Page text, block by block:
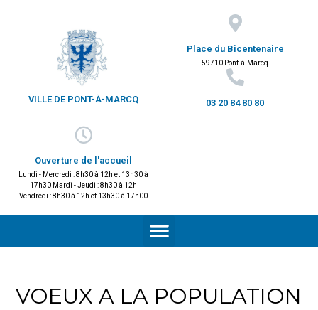
VILLE DE PONT-À-MARCQ
Place du Bicentenaire
59710 Pont-à-Marcq
03 20 84 80 80
Ouverture de l'accueil
Lundi - Mercredi : 8h30 à 12h et 13h30 à
17h30 Mardi - Jeudi : 8h30 à 12h
Vendredi : 8h30 à 12h et 13h30 à 17h00
VOEUX A LA POPULATION